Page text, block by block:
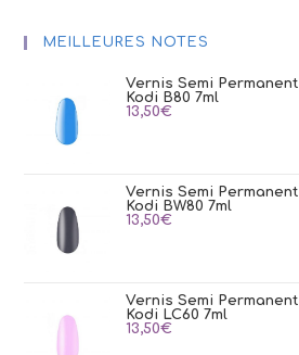
MEILLEURES NOTES
Vernis Semi Permanent
Kodi B80 7ml
13,50€
Vernis Semi Permanent
Kodi BW80 7ml
13,50€
Vernis Semi Permanent
Kodi LC60 7ml
13,50€